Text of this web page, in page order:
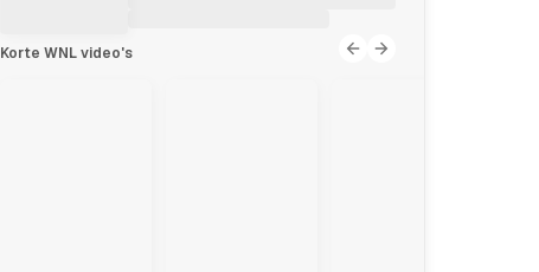
Korte WNL video's